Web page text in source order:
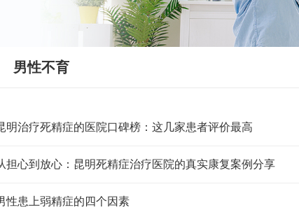
男性不育
明治疗死精症的医院口碑榜：这几家患者评价最高
担心到放心：昆明死精症治疗医院的真实康复案例分享
性患上弱精症的四个因素